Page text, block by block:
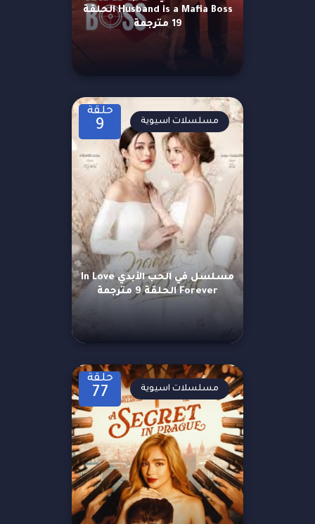
Husband is a Mafia Boss الحلقة
19 مترجمة
حلقة
9
مسلسل في الحب الأبدي In Love
Forever الحلقة 9 مترجمة
مسلسلات اسيوية
حلقة
77 مسلسلات اسيوية